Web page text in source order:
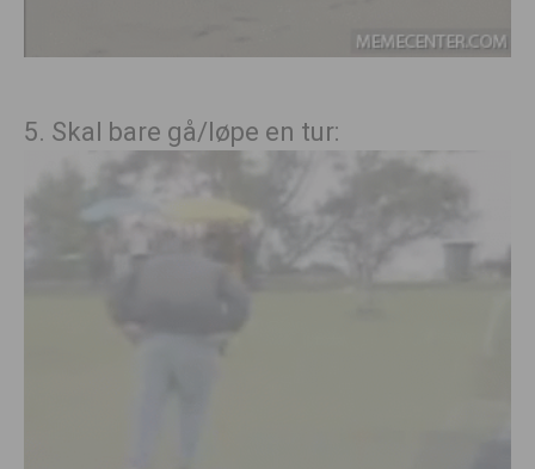
5. Skal bare gå/løpe en tur: